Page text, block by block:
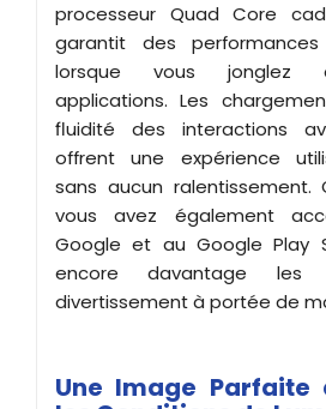
processeur Quad Core
garantit des
lorsque vous jonglez
applications. Les
fluidité des interactions
offrent une expérience
sans aucun ralentissement.
vous avez également
Google et au Google Play
encore davantage les
divertissement à portée de
Une Image Parfaite